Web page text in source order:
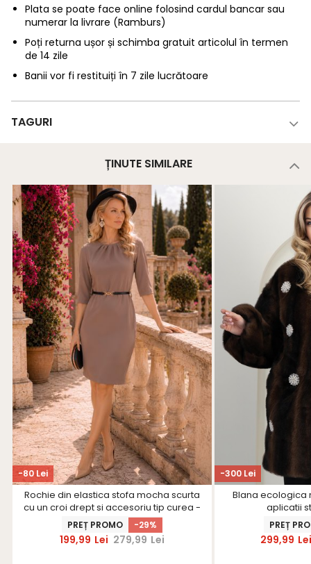
Plata se poate face online folosind cardul bancar sau
numerar la livrare (Ramburs)
Poți returna ușor și schimba gratuit articolul în termen
de 14 zile
Banii vor fi restituiți în 7 zile lucrătoare
TAGURI
ȚINUTE SIMILARE
-80 Lei
Rochie din elastica stofa mocha scurta
cu un croi drept si accesoriu tip curea -
StarShinerS
PREȚ PROMO -29%
199,99 Lei 279,99 Lei
-300 Lei
Blana ecologica
aplicatii
PREȚ
299,99